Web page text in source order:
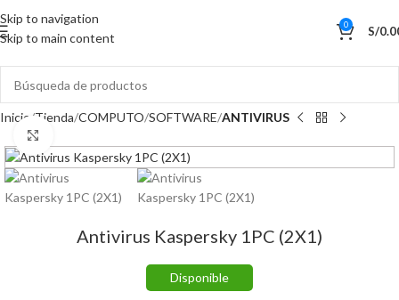
Skip to navigation
Skip to main content
0 S/
Inicio Tienda COMPUTO SOFTWARE ANTIVIRUS
Antivirus Kaspersky 1PC (2X1)
Disponible